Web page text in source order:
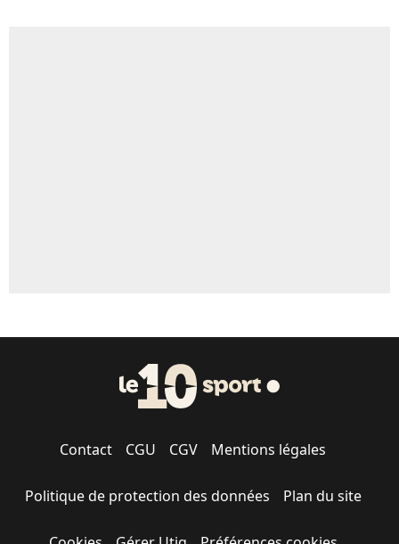
Contact CGU CGV Mentions légales
Politique de protection des données Plan du site